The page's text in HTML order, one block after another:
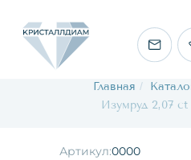
Главная /
Изумруд 2,07 ct
Артикул:0000